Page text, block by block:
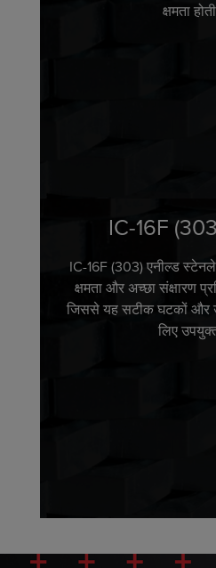
क्षमता
IC-16F
IC-16F (303) एनील्ड
क्षमता और अच्छा संक्षारण
जिससे यह सटीक घटकों और
लिए